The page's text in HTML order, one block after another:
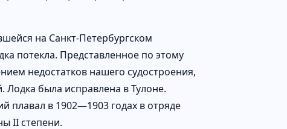
на Санкт-Петербургском
потекла. Представленное по этому
недостатков нашего судостроения,
была исправлена в Тулоне.
плавал в 1902—1903 годах в отряде
II степени.